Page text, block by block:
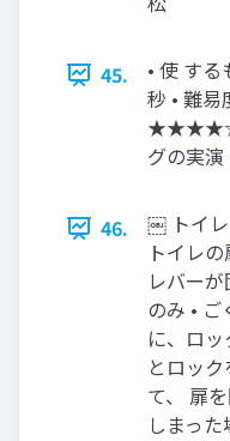
45.
• 使 す
秒 • 難
★★★★☆
グの実演
46.
￼ トイレ
トイレ
レバー
のみ •
に、ロ
とロッ
て、 扉
しまっ